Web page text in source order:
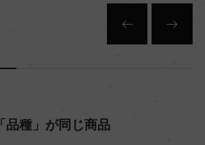
「品種」が同じ商品